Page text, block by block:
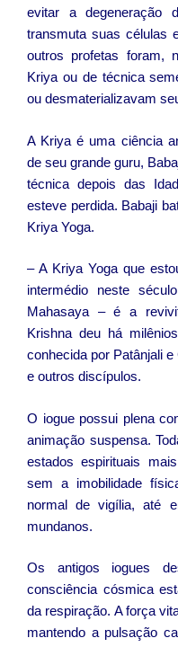
evitar a degeneração
transmuta suas células
outros profetas foram,
Kriya ou de técnica
ou desmaterializavam
A Kriya é uma ciência
de seu grande guru,
técnica depois das
esteve perdida. Babaji
Kriya Yoga.
– A Kriya Yoga que
intermédio neste
Mahasaya – é a
Krishna deu há
conhecida por Patânjali
e outros discípulos.
O iogue possui plena
animação suspensa.
estados espirituais
sem a imobilidade
normal de vigília, até
mundanos.
Os antigos iogues
consciência cósmica
da respiração. A força
mantendo a pulsação